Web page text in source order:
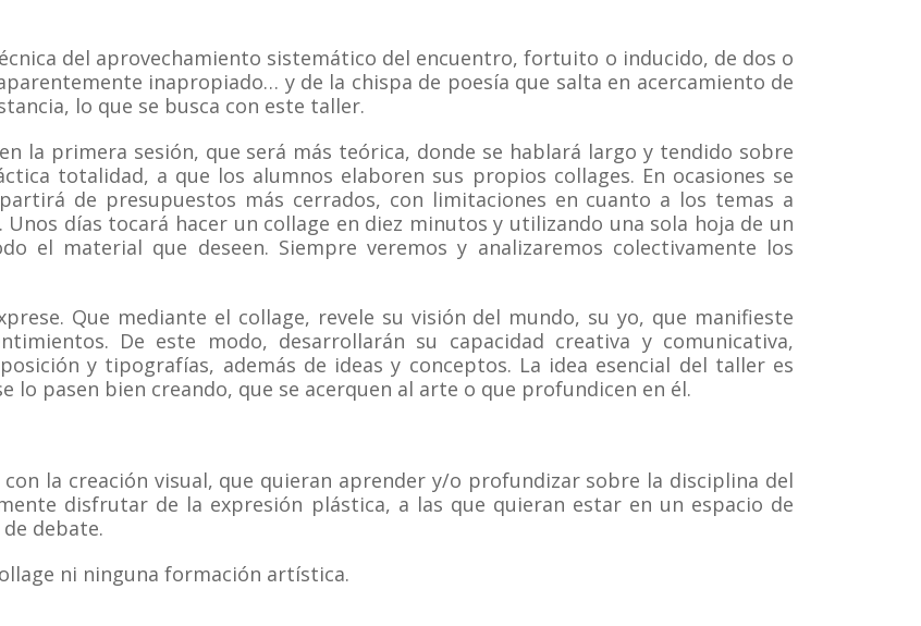
del aprovechamiento sistemático del encuentro, fortuito o inducido, de dos o
inapropiado… y de la chispa de poesía que salta en acercamiento de
lo que se busca con este taller.
la primera sesión, que será más teórica, donde se hablará largo y tendido sobre
totalidad, a que los alumnos elaboren sus propios collages. En ocasiones se
de presupuestos más cerrados, con limitaciones en cuanto a los temas a
días tocará hacer un collage en diez minutos y utilizando una sola hoja de un
el material que deseen. Siempre veremos y analizaremos colectivamente los
Que mediante el collage, revele su visión del mundo, su yo, que manifieste
De este modo, desarrollarán su capacidad creativa y comunicativa,
y tipografías, además de ideas y conceptos. La idea esencial del taller es
lo pasen bien creando, que se acerquen al arte o que profundicen en él.
la creación visual, que quieran aprender y/o profundizar sobre la disciplina del
disfrutar de la expresión plástica, a las que quieran estar en un espacio de
debate.
ni ninguna formación artística.